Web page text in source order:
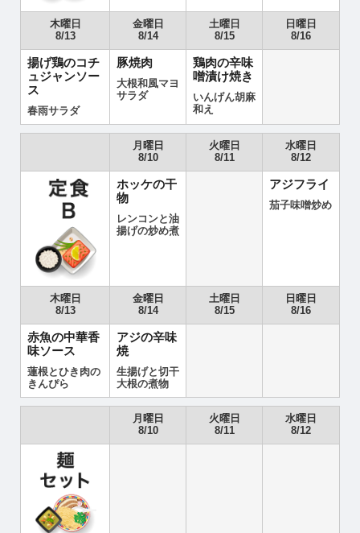
木曜日
8/13
金曜日
8/14
土曜日
8/15
日曜日
8/16
揚げ鶏のコチ
ュジャンソー
ス
春雨サラダ
豚焼肉
大根和風マヨ
サラダ
鶏肉の辛味
噌漬け焼き
いんげん胡麻
和え
月曜日
8/10
火曜日
8/11
水曜日
8/12
ホッケの干
物
レンコンと油
揚げの炒め煮
アジフライ
茄子味噌炒め
木曜日
8/13
金曜日
8/14
土曜日
8/15
日曜日
8/16
赤魚の中華香
味ソース
蓮根とひき肉の
きんぴら
アジの辛味
焼
生揚げと切干
大根の煮物
月曜日
8/10
火曜日
8/11
水曜日
8/12